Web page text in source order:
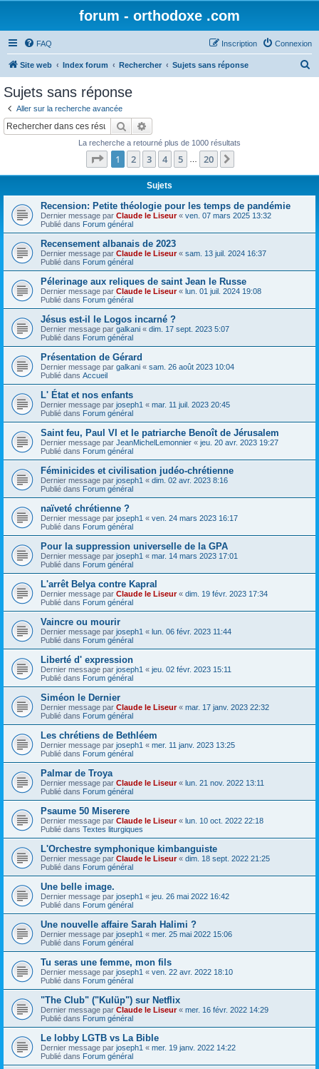
forum - orthodoxe .com
FAQ Connexion
Inscription
Site web Index forum Rechercher Sujets sans réponse
Sujets sans réponse
Aller sur la recherche avancée
Rechercher
La recherche a retourné plus de 1000 résultats
Page 1sur20
1 2 3 4 5 20
Sujets
Recension: Petite théologie pour les temps de pandémie
Dernier message par Claude le Liseur« ven. 07 mars 2025 13:32
Publié dans Forum général
Recensement albanais de 2023
Dernier message par Claude le Liseur« sam. 13 juil. 2024 16:37
Publié dans Forum général
Pélerinage aux reliques de saint Jean le Russe
Dernier message par Claude le Liseur« lun. 01 juil. 2024 19:08
Publié dans Forum général
Jésus est-il le Logos incarné ?
Dernier message par galkani « dim. 17 sept. 2023 5:07
Publié dans Forum général
Présentation de Gérard
Dernier message par galkani « sam. 26 août 2023 10:04
Publié dans Accueil
L' État et nos enfants
Dernier message par joseph1 « mar. 11 juil. 2023 20:45
Publié dans Forum général
Saint feu, Paul VI et le patriarche Benoît de Jérusalem
Dernier message par JeanMichelLemonnier « jeu. 20 avr. 2023 19:27
Publié dans Forum général
Féminicides et civilisation judéo-chrétienne
Dernier message par joseph1 « dim. 02 avr. 2023 8:16
Publié dans Forum général
naïveté chrétienne ?
Dernier message par joseph1 « ven. 24 mars 2023 16:17
Publié dans Forum général
Pour la suppression universelle de la GPA
Dernier message par joseph1 « mar. 14 mars 2023 17:01
Publié dans Forum général
L'arrêt Belya contre Kapral
Dernier message par Claude le Liseur« dim. 19 févr. 2023 17:34
Publié dans Forum général
Vaincre ou mourir
Dernier message par joseph1 « lun. 06 févr. 2023 11:44
Publié dans Forum général
Liberté d' expression
Dernier message par joseph1 « jeu. 02 févr. 2023 15:11
Publié dans Forum général
Siméon le Dernier
Dernier message par Claude le Liseur« mar. 17 janv. 2023 22:32
Publié dans Forum général
Les chrétiens de Bethléem
Dernier message par joseph1 « mer. 11 janv. 2023 13:25
Publié dans Forum général
Palmar de Troya
Dernier message par Claude le Liseur« lun. 21 nov. 2022 13:11
Publié dans Forum général
Psaume 50 Miserere
Dernier message par Claude le Liseur« lun. 10 oct. 2022 22:18
Publié dans Textes liturgiques
L'Orchestre symphonique kimbanguiste
Dernier message par Claude le Liseur« dim. 18 sept. 2022 21:25
Publié dans Forum général
Une belle image.
Dernier message par joseph1 « jeu. 26 mai 2022 16:42
Publié dans Forum général
Une nouvelle affaire Sarah Halimi ?
Dernier message par joseph1 « mer. 25 mai 2022 15:06
Publié dans Forum général
Tu seras une femme, mon fils
Dernier message par joseph1 « ven. 22 avr. 2022 18:10
Publié dans Forum général
"The Club" ("Kulüp") sur Netflix
Dernier message par Claude le Liseur« mer. 16 févr. 2022 14:29
Publié dans Forum général
Le lobby LGTB vs La Bible
Dernier message par joseph1 « mer. 19 janv. 2022 14:22
Publié dans Forum général